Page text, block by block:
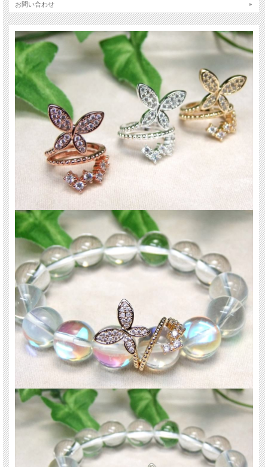
了承下さい。
※激安商品の為、傷やカケ・凹みやクラック等ある場合がございます。ご理解の
関連キーワード
天然石 パワーストーン 海外直輸入 バイヤー厳選 プレゼント ギフト メンズ レデ
ィース 卸し 卸価格 実店舗 ハンドメイド サイズ直し コムローズ comrose
お問い合わせ